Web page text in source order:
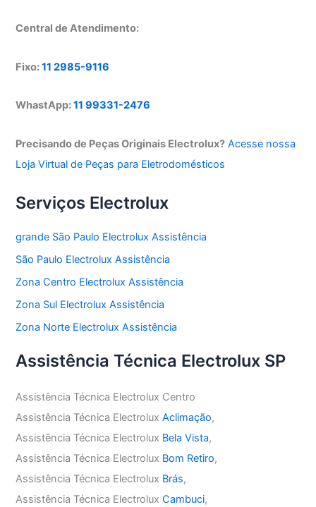
Central de Atendimento:
Fixo:11 2985-9116
WhastApp:11 99331-2476
Precisando de Peças Originais Electrolux? Acesse nossa
Loja Virtual de Peças para Eletrodomésticos
Serviços Electrolux
grande São Paulo Electrolux Assistência
São Paulo Electrolux Assistência
Zona Centro Electrolux Assistência
Zona Sul Electrolux Assistência
Zona Norte Electrolux Assistência
Assistência Técnica Electrolux SP
Assistência Técnica Electrolux Centro
Assistência Técnica ElectroluxAclimação,
Assistência Técnica Electrolux Bela Vista,
Assistência Técnica Electrolux Bom Retiro,
Assistência Técnica Electrolux Brás,
Assistência Técnica ElectroluxCambuci,